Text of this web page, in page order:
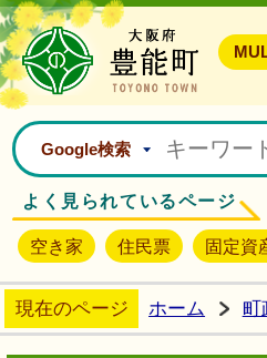
Google検索
よく見られているページ
空き家 住民票 固定資
現在のページ ホーム 町